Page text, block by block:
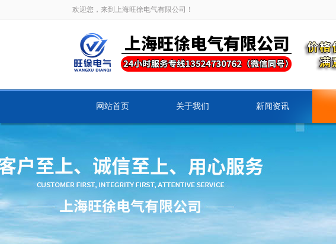
欢迎您，来到上海旺徐电气有限公司！
网站首页 关于我们 新闻资讯